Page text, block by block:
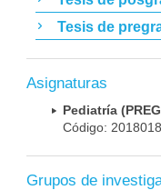
Tesis de
Asignaturas
Pediatría
Código:
Grupos de